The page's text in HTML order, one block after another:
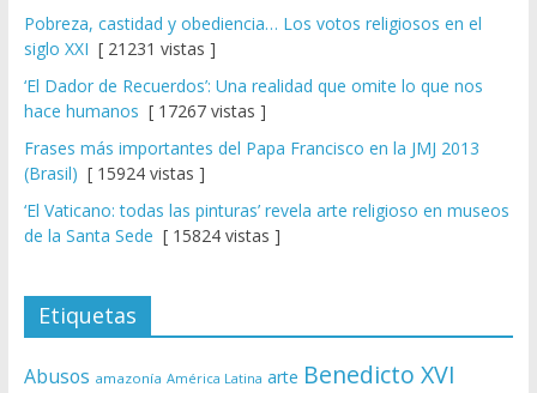
Pobreza, castidad y obediencia… Los votos religiosos en el
siglo XXI [ 21231 vistas ]
‘El Dador de Recuerdos’: Una realidad que omite lo que nos
hace humanos [ 17267 vistas ]
Frases más importantes del Papa Francisco en la JMJ 2013
(Brasil) [ 15924 vistas ]
‘El Vaticano: todas las pinturas’ revela arte religioso en museos
de la Santa Sede [ 15824 vistas ]
Etiquetas
Abusos amazonía América Latina arte Benedicto XVI